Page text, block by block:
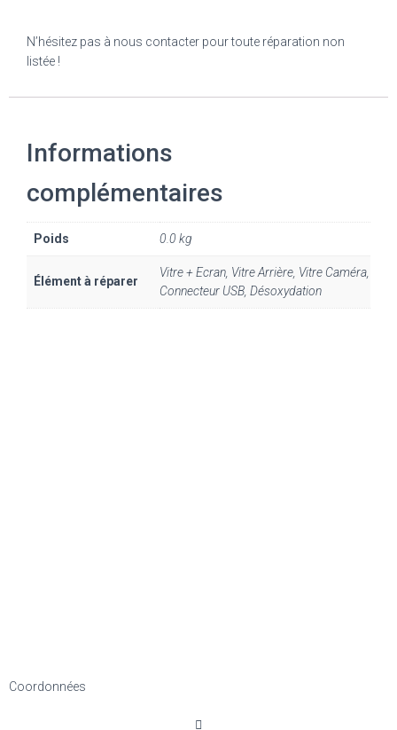
N’hésitez pas à nous contacter pour toute réparation non
listée !
Informations
complémentaires
Poids 0.0 kg
Élément à réparer
Vitre + Ecran, Vitre Arrière, Vitre Caméra,
Connecteur USB, Désoxydation
Coordonnées